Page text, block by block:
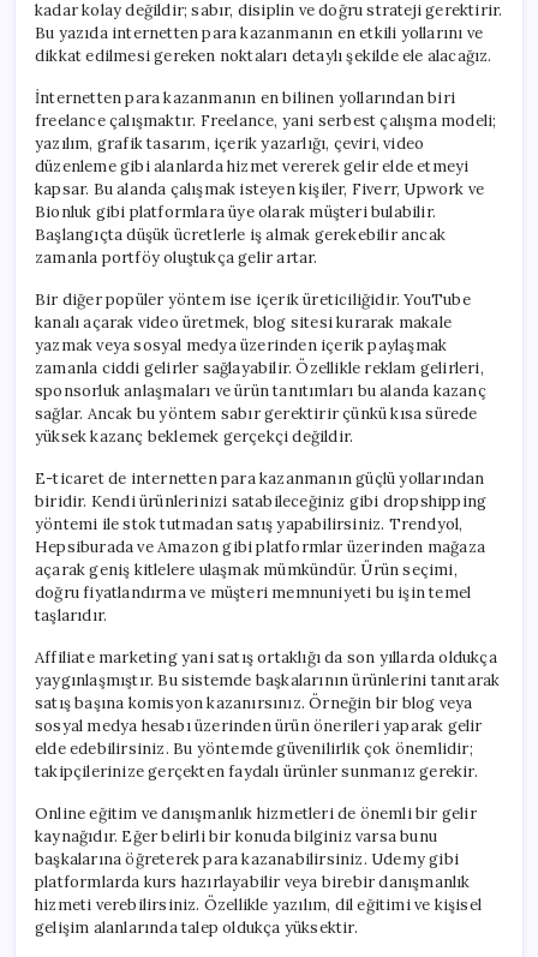
kadar kolay değildir; sabır, disiplin ve doğru strateji gerektirir.
Bu yazıda internetten para kazanmanın en etkili yollarını ve
dikkat edilmesi gereken noktaları detaylı şekilde ele alacağız.
İnternetten para kazanmanın en bilinen yollarından biri
freelance çalışmaktır. Freelance, yani serbest çalışma modeli;
yazılım, grafik tasarım, içerik yazarlığı, çeviri, video
düzenleme gibi alanlarda hizmet vererek gelir elde etmeyi
kapsar. Bu alanda çalışmak isteyen kişiler, Fiverr, Upwork ve
Bionluk gibi platformlara üye olarak müşteri bulabilir.
Başlangıçta düşük ücretlerle iş almak gerekebilir ancak
zamanla portföy oluştukça gelir artar.
Bir diğer popüler yöntem ise içerik üreticiliğidir. YouTube
kanalı açarak video üretmek, blog sitesi kurarak makale
yazmak veya sosyal medya üzerinden içerik paylaşmak
zamanla ciddi gelirler sağlayabilir. Özellikle reklam gelirleri,
sponsorluk anlaşmaları ve ürün tanıtımları bu alanda kazanç
sağlar. Ancak bu yöntem sabır gerektirir çünkü kısa sürede
yüksek kazanç beklemek gerçekçi değildir.
E-ticaret de internetten para kazanmanın güçlü yollarından
biridir. Kendi ürünlerinizi satabileceğiniz gibi dropshipping
yöntemi ile stok tutmadan satış yapabilirsiniz. Trendyol,
Hepsiburada ve Amazon gibi platformlar üzerinden mağaza
açarak geniş kitlelere ulaşmak mümkündür. Ürün seçimi,
doğru fiyatlandırma ve müşteri memnuniyeti bu işin temel
taşlarıdır.
Affiliate marketing yani satış ortaklığı da son yıllarda oldukça
yaygınlaşmıştır. Bu sistemde başkalarının ürünlerini tanıtarak
satış başına komisyon kazanırsınız. Örneğin bir blog veya
sosyal medya hesabı üzerinden ürün önerileri yaparak gelir
elde edebilirsiniz. Bu yöntemde güvenilirlik çok önemlidir;
takipçilerinize gerçekten faydalı ürünler sunmanız gerekir.
Online eğitim ve danışmanlık hizmetleri de önemli bir gelir
kaynağıdır. Eğer belirli bir konuda bilginiz varsa bunu
başkalarına öğreterek para kazanabilirsiniz. Udemy gibi
platformlarda kurs hazırlayabilir veya birebir danışmanlık
hizmeti verebilirsiniz. Özellikle yazılım, dil eğitimi ve kişisel
gelişim alanlarında talep oldukça yüksektir.